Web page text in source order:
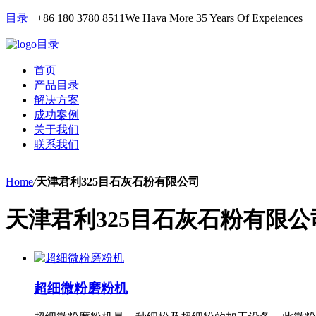
目录 +86 180 3780 8511We Hava More 35 Years Of Expeiences
目录
首页
产品目录
解决方案
成功案例
关于我们
联系我们
Home/天津君利325目石灰石粉有限公司
天津君利325目石灰石粉有限公
超细微粉磨粉机